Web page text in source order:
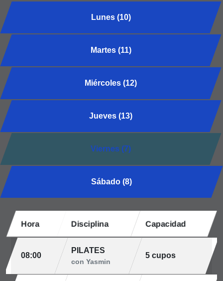
Lunes (10)
Martes (11)
Miércoles (12)
Jueves (13)
Viernes (7)
Sábado (8)
Hora Disciplina Capacidad
08:00
PILATES
con Yasmin
5 cupos